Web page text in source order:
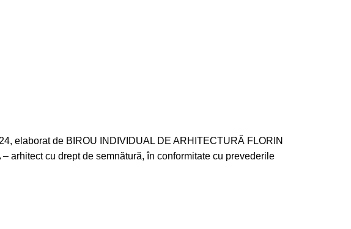
elaborat de BIROU INDIVIDUAL DE ARHITECTURĂ FLORIN
arhitect cu drept de semnătură, în conformitate cu prevederile